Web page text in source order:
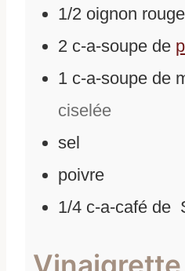
1/2 oignon rouge
2 c-a-soupe de
1 c-a-soupe de
ciselée
sel
poivre
1/4 c-a-café de